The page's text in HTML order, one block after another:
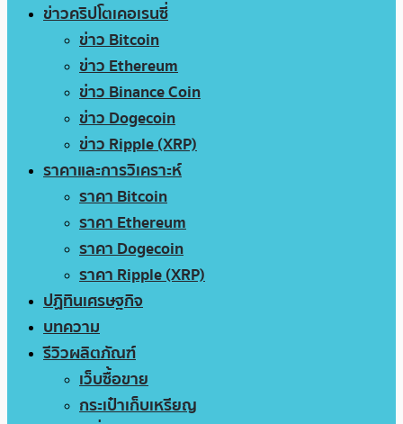
ข่าวคริปโตเคอเรนซี่
ข่าว Bitcoin
ข่าว Ethereum
ข่าว Binance Coin
ข่าว Dogecoin
ข่าว Ripple (XRP)
ราคาและการวิเคราะห์
ราคา Bitcoin
ราคา Ethereum
ราคา Dogecoin
ราคา Ripple (XRP)
ปฏิทินเศรษฐกิจ
บทความ
รีวิวผลิตภัณฑ์
เว็บซื้อขาย
กระเป๋าเก็บเหรียญ